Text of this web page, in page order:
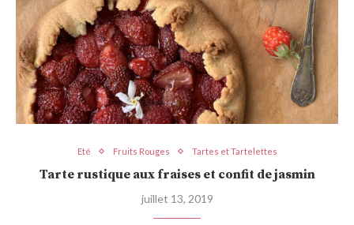
Eté Fruits Rouges Tartes et Tartelettes
Tarte rustique aux fraises et confit de jasmin
juillet 13, 2019